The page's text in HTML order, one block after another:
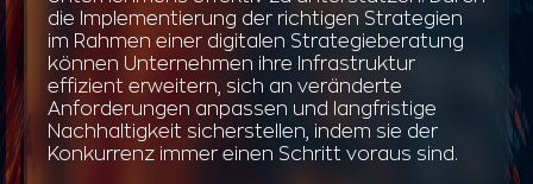
die Implementierung der richtigen Strategien
im Rahmen einer digitalen Strategieberatung
können Unternehmen ihre Infrastruktur
effizient erweitern, sich an veränderte
Anforderungen anpassen und langfristige
Nachhaltigkeit sicherstellen, indem sie der
Konkurrenz immer einen Schritt voraus sind.